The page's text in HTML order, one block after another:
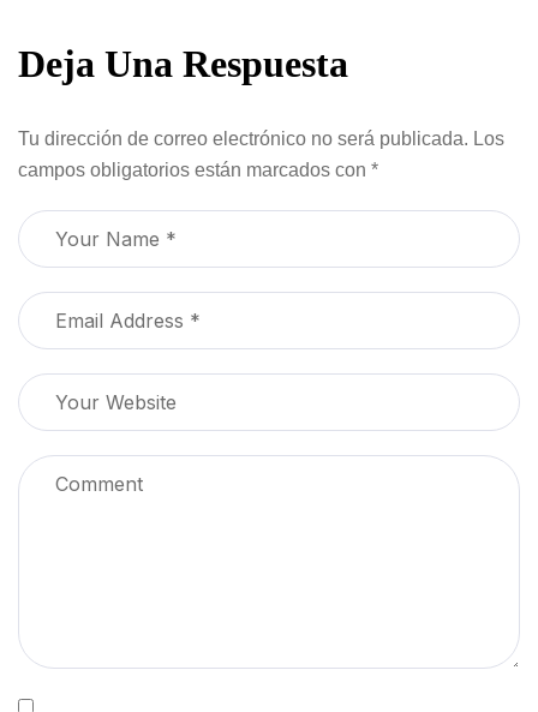
Deja Una Respuesta
Tu dirección de correo electrónico no será publicada. Los
campos obligatorios están marcados con *